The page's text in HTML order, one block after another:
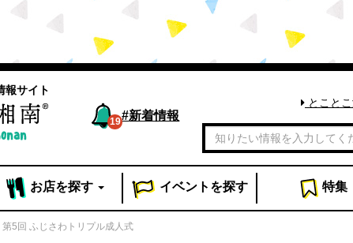
#新着情報
19
報サイト
とことこ
お店を探す イベント を探す 特集
第5回 ふじさわトリプル成人式